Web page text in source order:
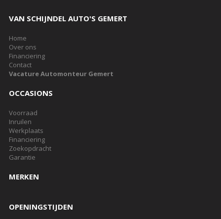
VAN SCHIJNDEL AUTO'S GEMERT
Home
Over ons
Financiering
Contact
Vacature Automonteur Gemert
OCCASIONS
Voorraad
Inruilen
Werkplaats
Financiering
Zoekopdracht
Garantie
MERKEN
OPENINGSTIJDEN